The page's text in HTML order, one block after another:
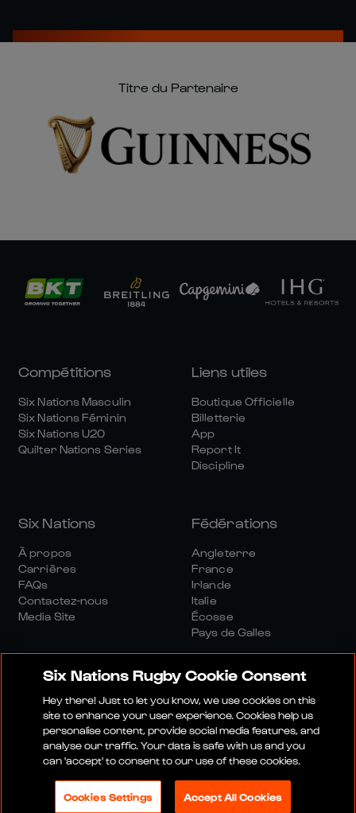
Titre du Partenaire
Compétitions
Six Nations Masculin
Six Nations Féminin
Six Nations U20
Quilter Nations Series
Liens utiles
Boutique Officielle
Billetterie
App
Report It
Discipline
Six Nations
À propos
Carrières
FAQs
Contactez-nous
Media Site
Fédérations
Angleterre
France
Irlande
Italie
Écosse
Pays de Galles
Site Média Conditions Générales
Politique De ConfidentialitéPolitique De Cookies
Politique Sociale Et Numérique
© 2026 SIX NATIONS RUGBY LTD
Six Nations Rugby Cookie Consent
Hey there! Just to let you know, we use cookies on this
site to enhance your user experience. Cookies help us
personalise content, provide social media features, and
analyse our traffic. Your data is safe with us and you
can 'accept' to consent to our use of these cookies.
Cookies Settings Accept All Cookies